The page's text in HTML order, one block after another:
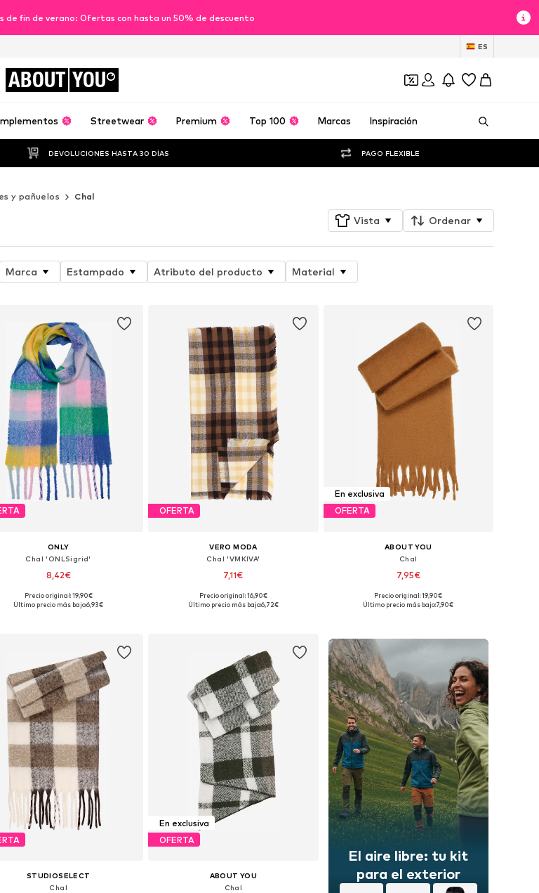
de fin de verano: Ofertas con hasta un 50% de descuento
ES
ABOUT YOU
Streetwear Premium Top 100 Marcas Inspiración
DEVOLUCIONES HASTA 30 DÍAS PAGO FLEXIBLE
y pañuelos Chal
Vista Ordenar
Marca Estampado Atributo del producto Material
ONLY
Chal 'ONLSigrid'
8,42€
Tallas disponibles: One Size
Precio original: 19,90€
Último precio más bajo:6,93€
OFERTA
VERO MODA
Chal 'VMKIVA'
7,11€
Tallas disponibles: One Size
Precio original: 16,90€
Último precio más bajo:6,72€
En exclusiva
OFERTA
ABOUT YOU
Chal
7,95€
+1
Tallas disponibles: One Size
Precio original: 19,90€
Último precio más bajo:7,90€
STUDIOSELECT
Chal
En exclusiva
OFERTA
ABOUT YOU
Chal
El aire libre: tu kit
para el exterior